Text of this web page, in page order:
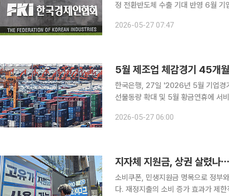
정 전환반도체 수출 기대 반영 6월 기업경기 전망이 큰 폭으로 반등한 것으로 나타났다. 중동 분쟁
다. 한국경제인협회는 매출액 기준
2026-05-27 07:47
5월 제조업 체감경기 45개
한국은행, 27일 '2026년 5월 기업경
선물동량 확대 및 5월 황금연휴에 서비스 등 비제조 ↑ 국내 기업
월 연휴 등에 힘입어 전월 대비 5.4포
2026-05-27 06:00
소비쿠폰, 민생지원금 명목으로 정부
다. 재정지출의 소비 증가 효과가 제한적이고 지속기간